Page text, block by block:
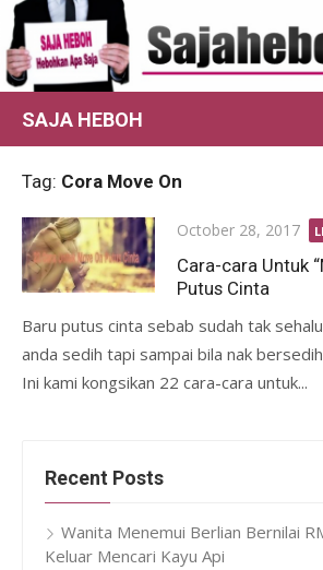
Skip
to
content
SAJA HEBOH
Tag: Cora Move On
Posted
on
October 28, 2017
Cara-cara Untuk
Putus Cinta
Baru putus cinta sebab sudah tak
anda sedih tapi sampai bila nak
Ini kami kongsikan 22 cara-cara untuk...
Recent Posts
Wanita Menemui Berlian Bernilai
Keluar Mencari Kayu Api